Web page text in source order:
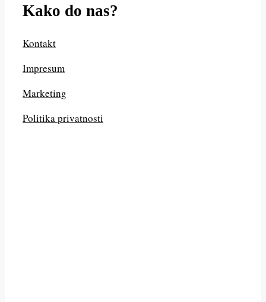
Kako do nas?
Kontakt
Impresum
Marketing
Politika privatnosti